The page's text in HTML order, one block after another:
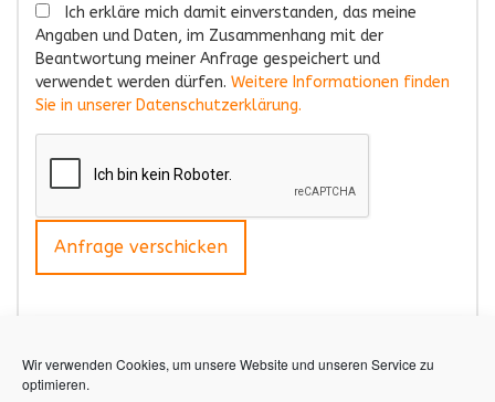
Wir verwenden Cookies, um unsere Website und unseren Service zu
optimieren.
Ich erkläre mich damit einverstanden, das meine
Angaben und Daten, im Zusammenhang mit der
Beantwortung meiner Anfrage gespeichert und
verwendet werden dürfen. Weitere Informationen finden
Sie in unserer Datenschutzerklärung.